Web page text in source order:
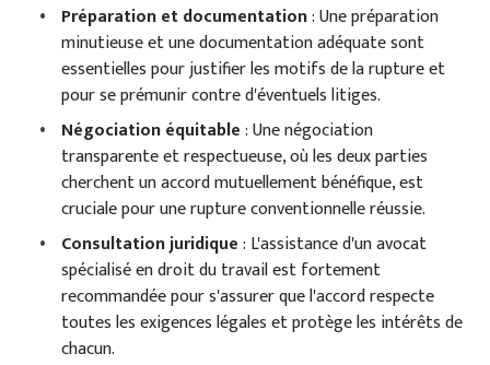
Préparation et documentation: Une préparation
minutieuse et une documentation adéquate sont
essentielles pour justifier les motifs de la rupture et
pour se prémunir contre d'éventuels litiges.
Négociation équitable: Une négociation
transparente et respectueuse, où les deux parties
cherchent un accord mutuellement bénéfique, est
cruciale pour une rupture conventionnelle réussie.
Consultation juridique: L'assistance d'un avocat
spécialisé en droit du travail est fortement
recommandée pour s'assurer que l'accord respecte
toutes les exigences légales et protège les intérêts de
chacun.